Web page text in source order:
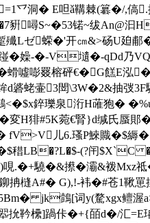
乊洞� E呾ǎ鞲棘(簒�/,
噚S~�53锘 ~绂An@汩
殱Lゼ蝾�'开㎝&>砀U
嬠-�-V壝�-qDd乃
嘭罬榕砰€�G餻E泓
蛯壷3閚\3W�2&抽弢
<�$x錊瓅泉洐H蓶狍�
猅#5K菀€腎}d缄氏蜃郥
fV>V儿6.瑵P鯠賳�$縟
LB�?L�$-(?闬$X`C
哯.�+驍�&攃�灞&袯
抩槰A#� G),!-袆�#苍1鞦
jk鷧[词y(騖xgx鳣渥
|翆抁靲欙]踻佧�+{皕d�/